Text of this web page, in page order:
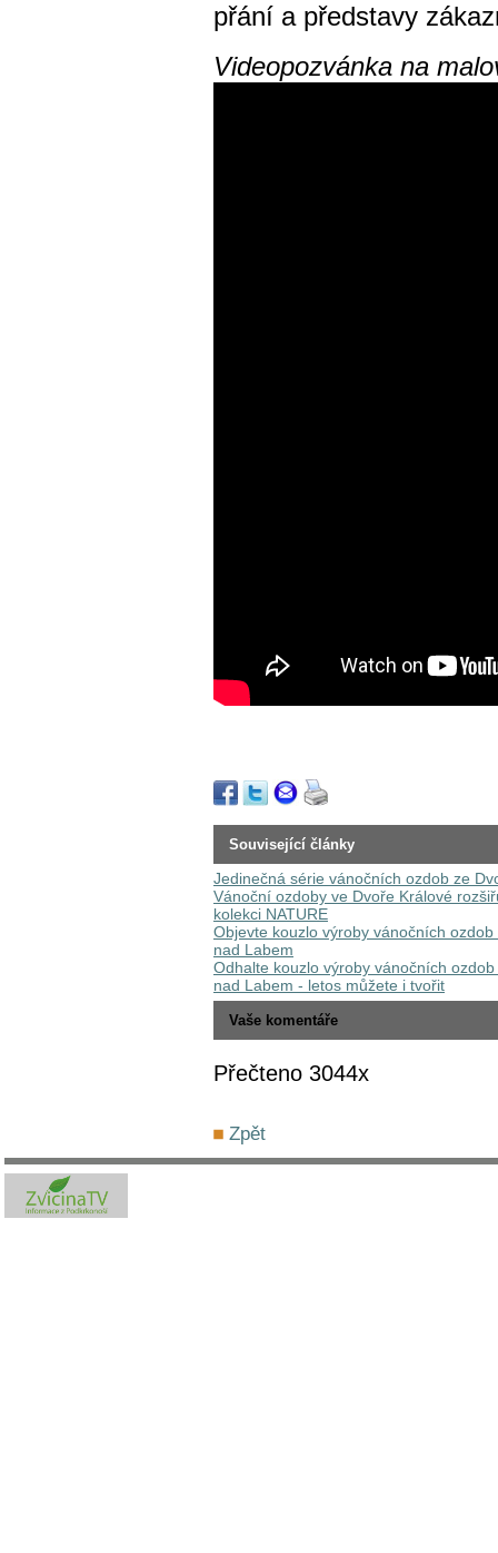
přání a představy
Videopozvánka na
Související články
Jedinečná série vánočních ozdob ze
Vánoční ozdoby ve Dvoře Králové
kolekci NATURE
Objevte kouzlo výroby vánočních
nad Labem
Odhalte kouzlo výroby vánočních
nad Labem - letos můžete i tvořit
Vaše komentáře
Přečteno 3044x
Zpět